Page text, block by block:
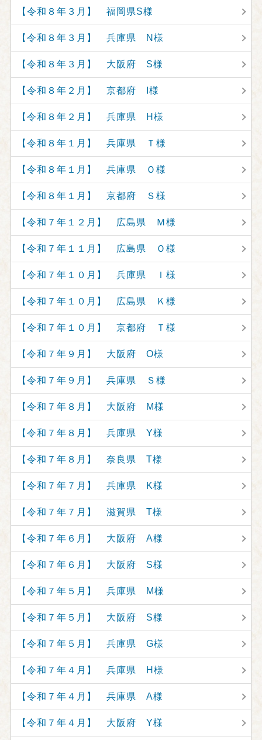
【令和８年３月】 福岡県S様
【令和８年３月】 兵庫県 N様
【令和８年３月】 大阪府 S様
【令和８年２月】 京都府 I様
【令和８年２月】 兵庫県 H様
【令和８年１月】 兵庫県 Ｔ様
【令和８年１月】 兵庫県 Ｏ様
【令和８年１月】 京都府 Ｓ様
【令和７年１２月】 広島県 Ｍ様
【令和７年１１月】 広島県 Ｏ様
【令和７年１０月】 兵庫県 Ｉ様
【令和７年１０月】 広島県 Ｋ様
【令和７年１０月】 京都府 Ｔ様
【令和７年９月】 大阪府 O様
【令和７年９月】 兵庫県 Ｓ様
【令和７年８月】 大阪府 M様
【令和７年８月】 兵庫県 Y様
【令和７年８月】 奈良県 T様
【令和７年７月】 兵庫県 K様
【令和７年７月】 滋賀県 T様
【令和７年６月】 大阪府 A様
【令和７年６月】 大阪府 S様
【令和７年５月】 兵庫県 M様
【令和７年５月】 大阪府 S様
【令和７年５月】 兵庫県 G様
【令和７年４月】 兵庫県 H様
【令和７年４月】 兵庫県 A様
【令和７年４月】 大阪府 Y様